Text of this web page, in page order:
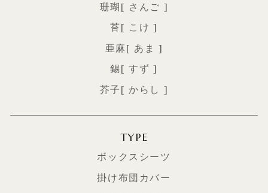
珊瑚[ さんご ]
苔[ こけ ]
亜麻[ あま ]
錫[ すず ]
芥子[ からし ]
TYPE
ボックスシーツ
掛け布団カバー